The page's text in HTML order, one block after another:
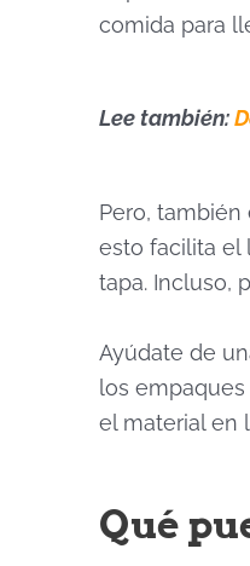
comida para
Lee también:
Pero,
esto facilita el
tapa. Incluso,
Ayúdate de
los
el material en
Qué